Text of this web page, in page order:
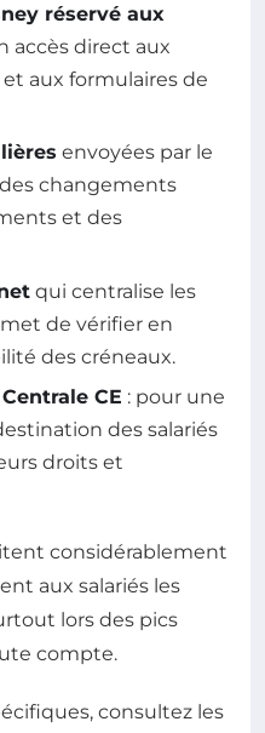
réservé aux
accès direct aux
aux formulaires de
envoyées par le
changements
et des
qui centralise les
de vérifier en
des créneaux.
CE : pour une
des salariés
droits et
considérablement
aux salariés les
lors des pics
compte.
consultez les